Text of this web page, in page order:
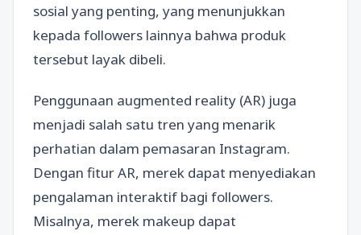
sosial yang penting, yang menunjukkan
kepada followers lainnya bahwa produk
tersebut layak dibeli.
Penggunaan augmented reality (AR) juga
menjadi salah satu tren yang menarik
perhatian dalam pemasaran Instagram.
Dengan fitur AR, merek dapat menyediakan
pengalaman interaktif bagi followers.
Misalnya, merek makeup dapat